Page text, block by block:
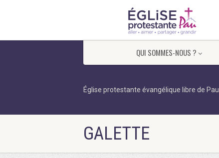
QUI SOMMES-NOUS ?
Église protestante évangélique libre de Pau
GALETTE